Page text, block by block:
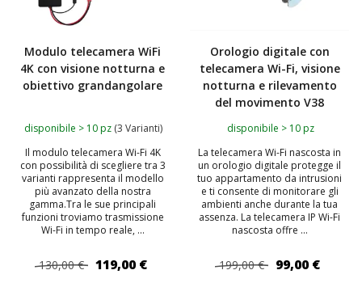
Modulo telecamera WiFi
4K con visione notturna e
obiettivo grandangolare
disponibile > 10 pz (3 Varianti)
Il modulo telecamera Wi-Fi 4K
con possibilità di scegliere tra 3
varianti rappresenta il modello
più avanzato della nostra
gamma.Tra le sue principali
funzioni troviamo trasmissione
Wi-Fi in tempo reale, ...
130,00 € 119,00 €
Orologio digitale con
telecamera Wi-Fi, visione
notturna e rilevamento
del movimento V38
disponibile > 10 pz
La telecamera Wi-Fi nascosta in
un orologio digitale protegge il
tuo appartamento da intrusioni
e ti consente di monitorare gli
ambienti anche durante la tua
assenza. La telecamera IP Wi-Fi
nascosta offre ...
199,00 € 99,00 €